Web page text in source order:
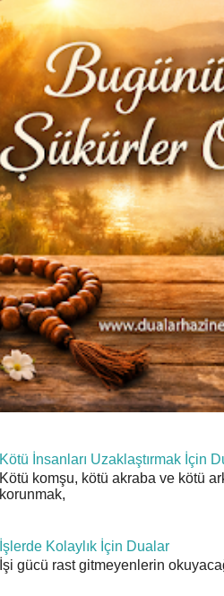
Kötü İnsanları Uzaklaştırmak İçin
Kötü komşu, kötü akraba ve kötü
korunmak,
İşlerde Kolaylık İçin Dualar
İşi gücü rast gitmeyenlerin